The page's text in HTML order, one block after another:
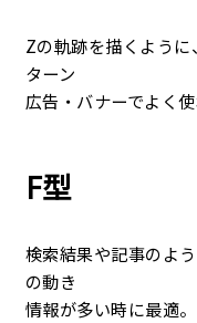
Zの軌跡を描くよう
ターン
広告・バナーでよく使
F型
検索結果や記事のよ
の動き
情報が多い時に最適。